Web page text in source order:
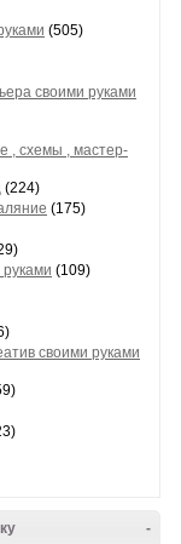
(505)
своими руками
, схемы , мастер-
(224)
(175)
(109)
своими руками
-